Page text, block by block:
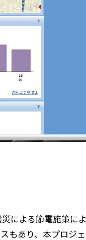
による節電施策に
もあり、本プロジ